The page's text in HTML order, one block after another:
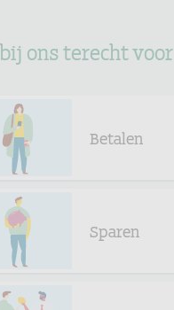
ons terecht voor
Betalen
Sparen